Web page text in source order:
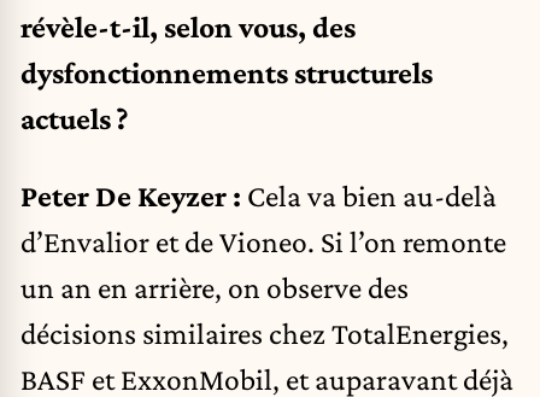
révèle-t-il, selon vous, des
dysfonctionnements structurels
actuels ?
Peter De Keyzer : Cela va bien au-delà
d’Envalior et de Vioneo. Si l’on remonte
un an en arrière, on observe des
décisions similaires chez TotalEnergies,
BASF et ExxonMobil, et auparavant déjà